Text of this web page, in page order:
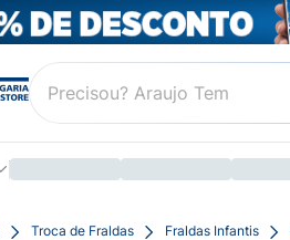
Troca de Fraldas Fraldas Infantis